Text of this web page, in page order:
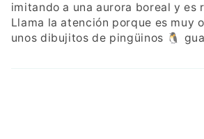
imitando a una aurora boreal y es
Llama la atención porque es muy
unos dibujitos de pingüinos 🐧